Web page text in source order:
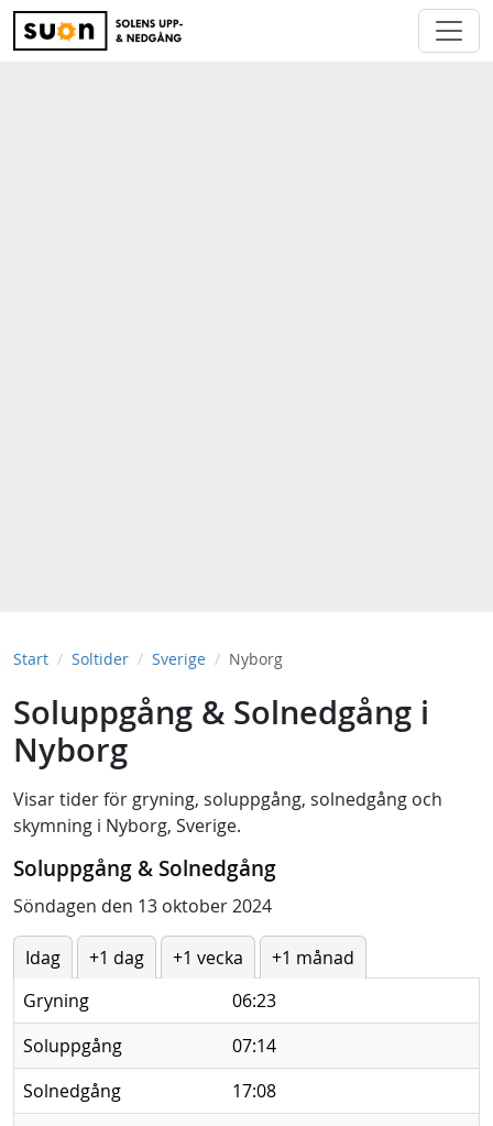
Start Soltider Sverige Nyborg
Soluppgång & Solnedgång i
Nyborg
Visar tider för gryning, soluppgång, solnedgång och
skymning i Nyborg, Sverige.
Soluppgång & Solnedgång
Söndagen den 13 oktober 2024
Idag +1 dag +1 vecka
+1 månad
Gryning
06:23
Soluppgång
07:14
Solnedgång
17:08